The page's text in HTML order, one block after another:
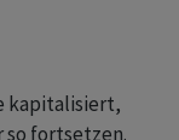
kapitalisiert,
so fortsetzen.